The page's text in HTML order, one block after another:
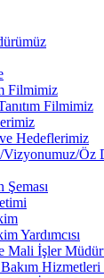
Filmimiz
Filmimiz
Hedeflerimiz
Öz
Şeması
Yardımcısı
Mali İşler
Bakım